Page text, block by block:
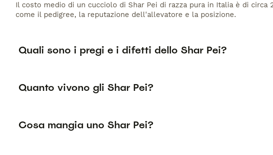
Il costo medio di un cucciolo di Shar Pei di razza pura in Italia è di
come il pedigree, la reputazione dell'allevatore e la posizione.
Quali sono i pregi e i difetti dello Shar Pei?
Quanto vivono gli Shar Pei?
Cosa mangia uno Shar Pei?